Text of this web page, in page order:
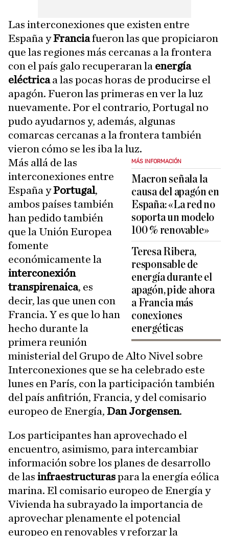
Las interconexiones que existen entre
España yFranciafueron las que propiciaron
que las regiones más cercanas a la frontera
con el país galo recuperaran la energía
eléctricaa las pocas horas de producirse el
apagón. Fueron las primeras en ver la luz
nuevamente. Por el contrario, Portugal no
pudo ayudarnos y, además, algunas
comarcas cercanas a la frontera también
vieron cómo se les iba la luz.
MÁS INFORMACIÓN
Macron señala la
causa del apagón en
España: «La red no
soporta un modelo
100 % renovable»
Teresa Ribera,
responsable de
energía durante el
apagón, pide ahora
a Francia más
conexiones
energéticas
Más allá de las
interconexiones entre
España yPortugal,
ambos países también
han pedido también
que la Unión Europea
fomente
económicamente la
interconexión
transpirenaica, es
decir, las que unen con
Francia. Y es que lo han
hecho durante la
primera reunión
ministerial del Grupo de Alto Nivel sobre
Interconexiones que se ha celebrado este
lunes en París, con la participación también
del país anfitrión, Francia, y del comisario
europeo de Energía, Dan Jorgensen.
Los participantes han aprovechado el
encuentro, asimismo, para intercambiar
información sobre los planes de desarrollo
de las infraestructuraspara la energía eólica
marina. El comisario europeo de Energía y
Vivienda ha subrayado la importancia de
aprovechar plenamente el potencial
europeo en renovables y reforzar la